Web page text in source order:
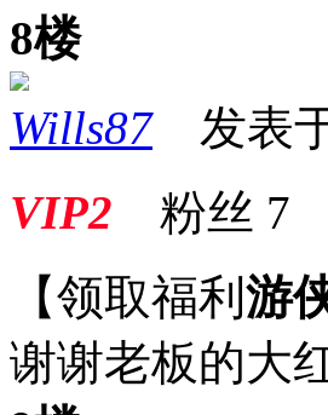
8楼
Wills87发表于
VIP2 粉丝 7
【领取福利 游
谢谢老板的大